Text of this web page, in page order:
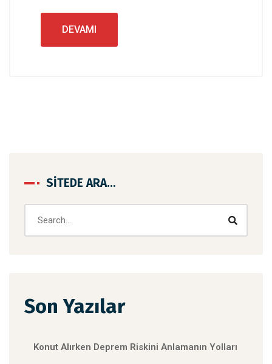
DEVAMI
SITEDE ARA…
Son Yazılar
Konut Alırken Deprem Riskini Anlamanın Yolları